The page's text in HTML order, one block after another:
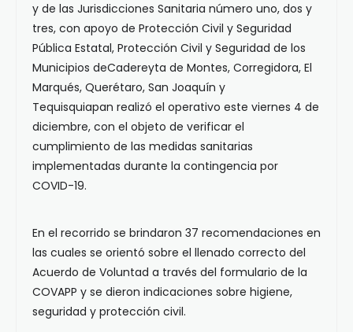
y de las Jurisdicciones Sanitaria número uno, dos y
tres, con apoyo de Protección Civil y Seguridad
Pública Estatal, Protección Civil y Seguridad de los
Municipios deCadereyta de Montes, Corregidora, El
Marqués, Querétaro, San Joaquín y
Tequisquiapan realizó el operativo este viernes 4 de
diciembre, con el objeto de verificar el
cumplimiento de las medidas sanitarias
implementadas durante la contingencia por
COVID-19.
En el recorrido se brindaron 37 recomendaciones en
las cuales se orientó sobre el llenado correcto del
Acuerdo de Voluntad a través del formulario de la
COVAPP y se dieron indicaciones sobre higiene,
seguridad y protección civil.